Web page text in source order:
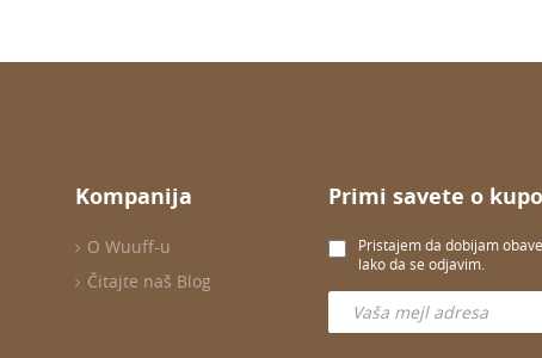
Kompanija
O Wuuff-u
Čitajte naš Blog
Primi savete o
Pristajem da dobijam
lako da se odjavim.